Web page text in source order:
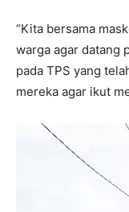
“Kita bersama
warga agar datang
pada TPS yang
mereka agar ikut